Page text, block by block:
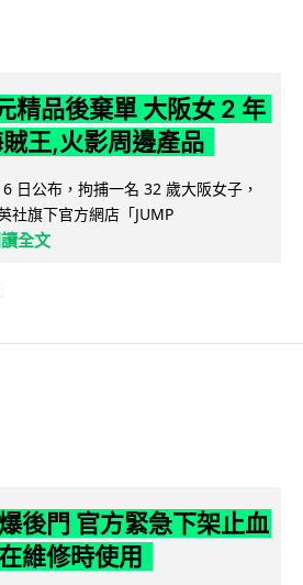
精品後棄單 大阪女 2 年
王,火影周邊產品
日公布，拘捕一名 32 歲大阪女子，
社旗下官方網店「JUMP
全文
後門 官方緊急下架止血
維修時使用